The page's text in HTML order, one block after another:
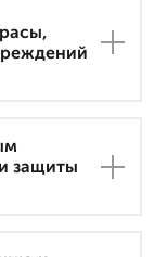
защиты